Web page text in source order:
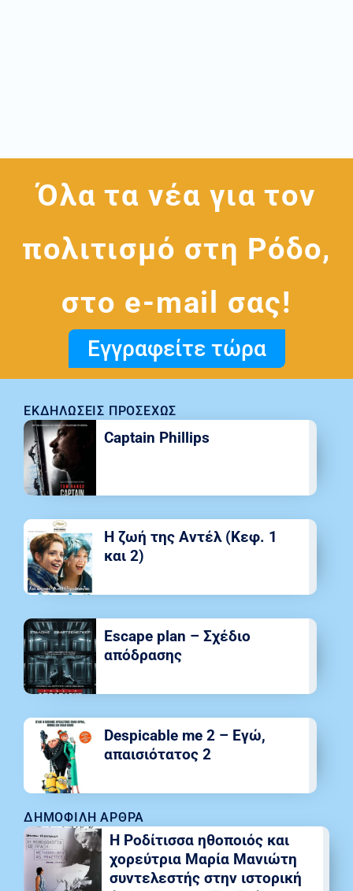
Όλα τα νέα για τον
πολιτισμό στη Ρόδο,
στο e-mail σας!
Εγγραφείτε τώρα
ΔΗΜΟΦΙΛΉ ΆΡΘΡΑ
Η Ροδίτισσα ηθοποιός και
χορεύτρια Μαρία Μανιώτη
συντελεστής στην ιστορική
ΕΚΔΗΛΏΣΕΙΣ ΠΡΟΣΕΧΏΣ
Captain Phillips
Η ζωή της Αντέλ (Κεφ. 1
και 2)
Escape plan – Σχέδιο
απόδρασης
Despicable me 2 – Εγώ,
απαισιότατος 2